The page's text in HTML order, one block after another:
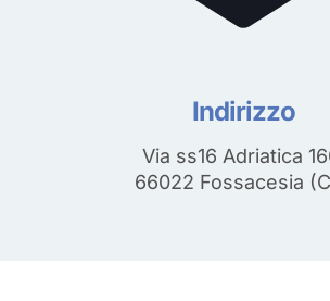
Indirizzo
Via ss16 Adriatica
66022 Fossacesia